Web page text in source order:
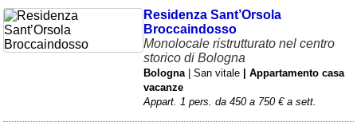
Residenza Sant’Orsola
Broccaindosso
Monolocale ristrutturato nel centro
storico di Bologna
Bologna | San vitale | Appartamento casa
vacanze
Appart. 1 pers. da 450 a 750 € a sett.